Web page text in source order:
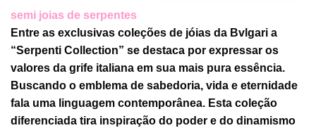
semi joias de serpentes
Entre as exclusivas coleções de jóias da Bvlgari a
“Serpenti Collection” se destaca por expressar os
valores da grife italiana em sua mais pura essência.
Buscando o emblema de sabedoria, vida e eternidade
fala uma linguagem contemporânea. Esta coleção
diferenciada tira inspiração do poder e do dinamismo